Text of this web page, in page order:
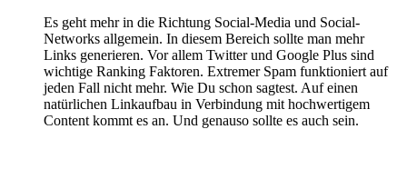
Es geht mehr in die Richtung Social-Media und Social-
Networks allgemein. In diesem Bereich sollte man mehr
Links generieren. Vor allem Twitter und Google Plus sind
wichtige Ranking Faktoren. Extremer Spam funktioniert auf
jeden Fall nicht mehr. Wie Du schon sagtest. Auf einen
natürlichen Linkaufbau in Verbindung mit hochwertigem
Content kommt es an. Und genauso sollte es auch sein.